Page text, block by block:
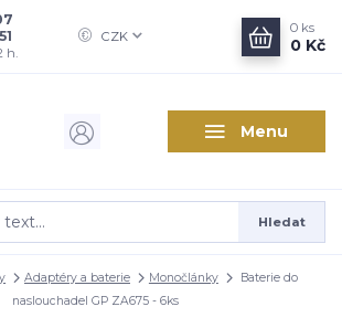
Menu
CZK
Hledat
h.
0 ks
0 Kč
Adaptéry a baterie Monočlánky
Baterie do
naslouchadel GP ZA675 - 6ks